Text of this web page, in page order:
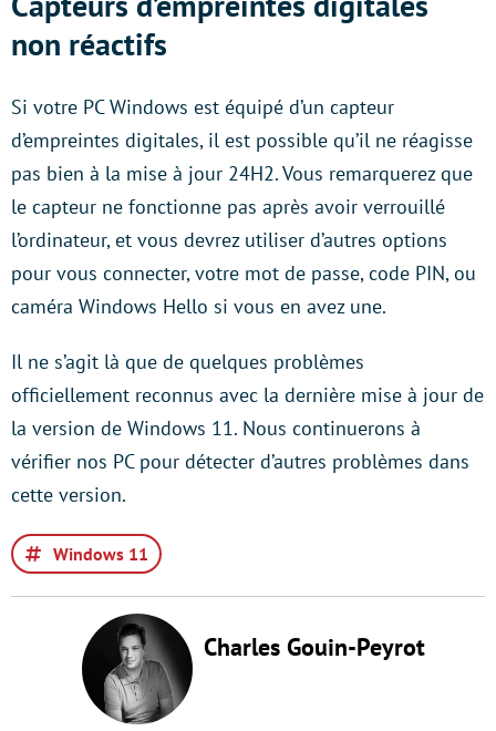
non réactifs
Si votre PC Windows est équipé d’un capteur
d’empreintes digitales, il est possible qu’il ne réagisse
pas bien à la mise à jour 24H2. Vous remarquerez que
le capteur ne fonctionne pas après avoir verrouillé
l’ordinateur, et vous devrez utiliser d’autres options
pour vous connecter, votre mot de passe, code PIN, ou
caméra Windows Hello si vous en avez une.
Il ne s’agit là que de quelques problèmes
officiellement reconnus avec la dernière mise à jour de
la version de Windows 11. Nous continuerons à
vérifier nos PC pour détecter d’autres problèmes dans
cette version.
Windows 11
Charles Gouin-Peyrot